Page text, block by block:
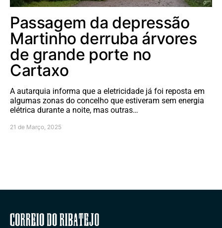
Passagem da depressão
Martinho derruba árvores
de grande porte no
Cartaxo
A autarquia informa que a eletricidade já foi reposta em
algumas zonas do concelho que estiveram sem energia
elétrica durante a noite, mas outras…
21 de Março, 2025
Correio do Ribatejo